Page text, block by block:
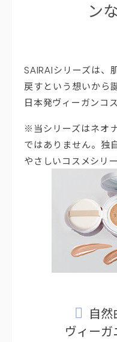
ン
SAIRAIシリーズは、
戻すという想いから
日本発ヴィーガンコス
※当シリーズはネオ
ではありません。独
やさしいコスメシリー
自
ヴィー